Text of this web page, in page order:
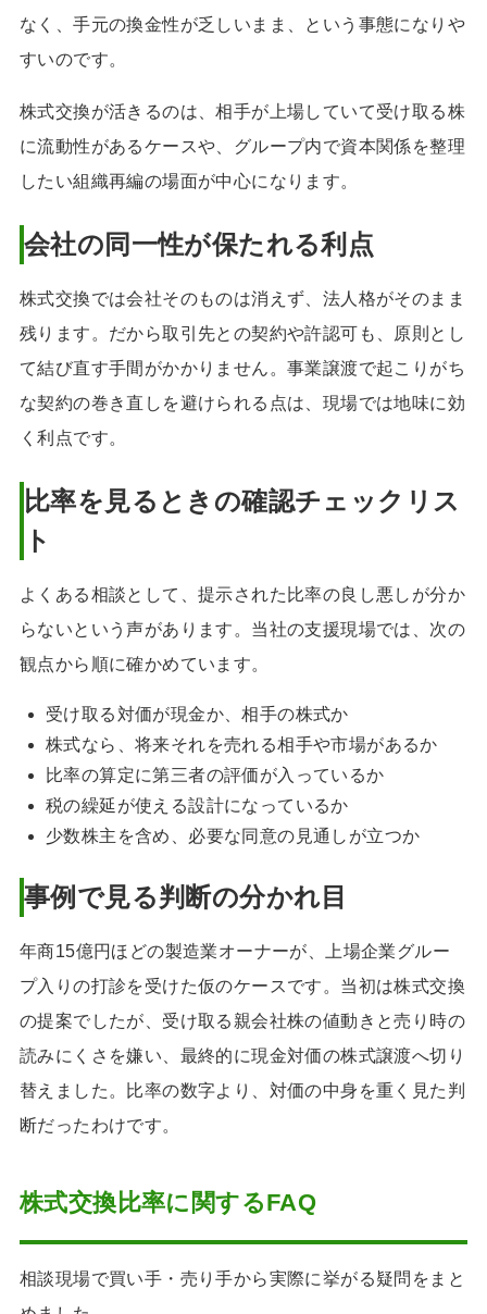
なく、手元の換金性が乏しいまま、という事態になりや
すいのです。
株式交換が活きるのは、相手が上場していて受け取る株
に流動性があるケースや、グループ内で資本関係を整理
したい組織再編の場面が中心になります。
会社の同一性が保たれる利点
株式交換では会社そのものは消えず、法人格がそのまま
残ります。だから取引先との契約や許認可も、原則とし
て結び直す手間がかかりません。事業譲渡で起こりがち
な契約の巻き直しを避けられる点は、現場では地味に効
く利点です。
比率を見るときの確認チェックリス
ト
よくある相談として、提示された比率の良し悪しが分か
らないという声があります。当社の支援現場では、次の
観点から順に確かめています。
受け取る対価が現金か、相手の株式か
株式なら、将来それを売れる相手や市場があるか
比率の算定に第三者の評価が入っているか
税の繰延が使える設計になっているか
少数株主を含め、必要な同意の見通しが立つか
事例で見る判断の分かれ目
年商15億円ほどの製造業オーナーが、上場企業グルー
プ入りの打診を受けた仮のケースです。当初は株式交換
の提案でしたが、受け取る親会社株の値動きと売り時の
読みにくさを嫌い、最終的に現金対価の株式譲渡へ切り
替えました。比率の数字より、対価の中身を重く見た判
断だったわけです。
株式交換比率に関するFAQ
相談現場で買い手・売り手から実際に挙がる疑問をまと